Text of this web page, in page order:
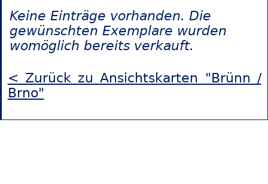
Keine Einträge vorhanden. Die
gewünschten Exemplare wurden
womöglich bereits verkauft.
< Zurück zu Ansichtskarten "Brünn /
Brno"